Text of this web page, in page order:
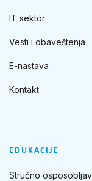
IT sektor
Vesti i obaveštenja
E-nastava
Kontakt
EDUKACIJE
Stručno